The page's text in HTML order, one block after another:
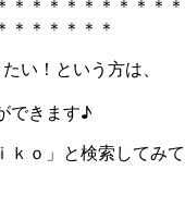
＊＊＊＊＊＊＊＊＊＊
＊＊＊＊＊＊
い！という方は、
できます♪
ｋｏ」と検索してみて